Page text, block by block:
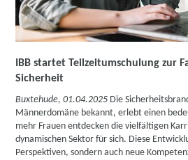
IBB startet Teilzeitumschulung zur
Sicherheit
Buxtehude, 01.04.2025 Die
Männerdomäne bekannt, erlebt einen
mehr Frauen entdecken die vielfältigen
dynamischen Sektor für sich. Diese
Perspektiven, sondern auch neue